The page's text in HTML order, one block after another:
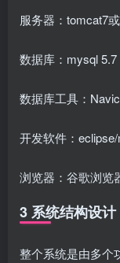
服务器：tomcat7或
数据库：mysql 5.7
数据库工具：
开发软件：eclipse/
浏览器：谷歌浏览
3 系统结构设计
整个系统是由多个